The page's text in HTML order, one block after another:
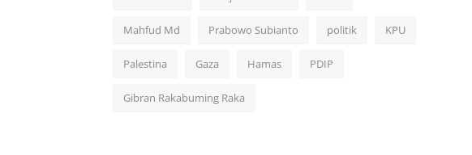
Mahfud Md Prabowo Subianto politik KPU
Palestina Gaza Hamas PDIP
Gibran Rakabuming Raka